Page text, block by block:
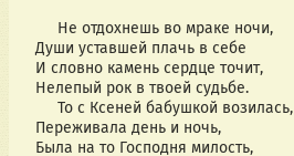
Не отдохнешь во мраке ночи,
Души уставшей плачь в себе
И словно камень сердце точит,
Нелепый рок в твоей судьбе.
То с Ксеней бабушкой возилась,
Переживала день и ночь,
Была на то Господня милость,